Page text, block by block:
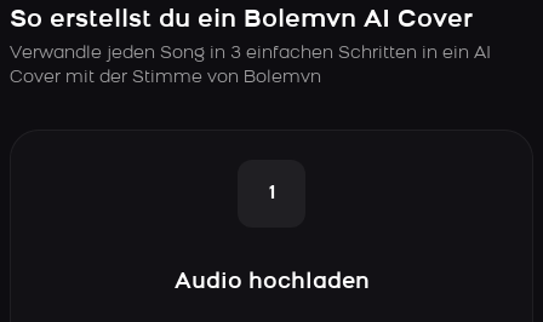
So erstellst du ein Bolemvn AI Cover
Verwandle jeden Song in 3 einfachen Schritten in ein AI
Cover mit der Stimme von Bolemvn
1
Audio hochladen